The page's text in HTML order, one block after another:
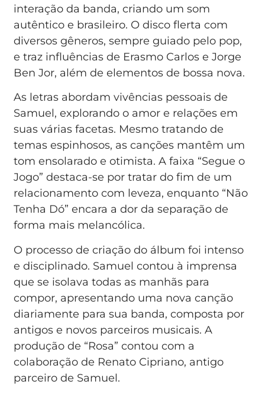
interação da banda, criando um som
autêntico e brasileiro. O disco flerta com
diversos gêneros, sempre guiado pelo pop,
e traz influências de Erasmo Carlos e Jorge
Ben Jor, além de elementos de bossa nova.
As letras abordam vivências pessoais de
Samuel, explorando o amor e relações em
suas várias facetas. Mesmo tratando de
temas espinhosos, as canções mantêm um
tom ensolarado e otimista. A faixa “Segue o
Jogo” destaca-se por tratar do fim de um
relacionamento com leveza, enquanto “Não
Tenha Dó” encara a dor da separação de
forma mais melancólica.
O processo de criação do álbum foi intenso
e disciplinado. Samuel contou à imprensa
que se isolava todas as manhãs para
compor, apresentando uma nova canção
diariamente para sua banda, composta por
antigos e novos parceiros musicais. A
produção de “Rosa” contou com a
colaboração de Renato Cipriano, antigo
parceiro de Samuel.